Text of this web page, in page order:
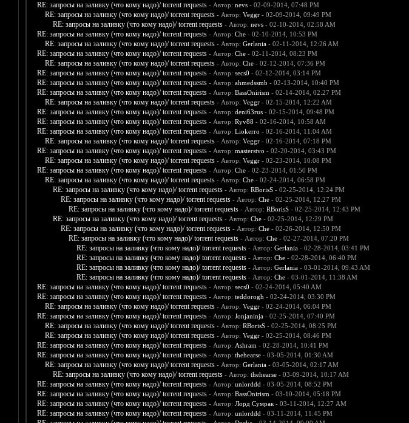
RE: запросы на заливку (что кому надо)/ torrent requests - Автор: nevs- 02-09-2014, 07:48 PM
RE: запросы на заливку (что кому надо)/ torrent requests - Автор: Veggr- 02-09-2014, 09:49 PM
RE: запросы на заливку (что кому надо)/ torrent requests - Автор: nevs- 02-10-2014, 02:58 AM
RE: запросы на заливку (что кому надо)/ torrent requests - Автор: Che- 02-10-2014, 10:53 PM
RE: запросы на заливку (что кому надо)/ torrent requests - Автор: Gerlania- 02-11-2014, 12:26 AM
RE: запросы на заливку (что кому надо)/ torrent requests - Автор: Che- 02-11-2014, 08:23 PM
RE: запросы на заливку (что кому надо)/ torrent requests - Автор: Che- 02-12-2014, 07:36 PM
RE: запросы на заливку (что кому надо)/ torrent requests - Автор: secs0 - 02-12-2014, 03:14 PM
RE: запросы на заливку (что кому надо)/ torrent requests - Автор: ahmedssmb - 02-13-2014, 10:40 PM
RE: запросы на заливку (что кому надо)/ torrent requests - Автор: BassOnirism - 02-14-2014, 02:27 PM
RE: запросы на заливку (что кому надо)/ torrent requests - Автор: Veggr- 02-15-2014, 12:22 AM
RE: запросы на заливку (что кому надо)/ torrent requests - Автор: deni63rus- 02-15-2014, 09:48 PM
RE: запросы на заливку (что кому надо)/ torrent requests - Автор: Ryv88 - 02-16-2014, 10:58 AM
RE: запросы на заливку (что кому надо)/ torrent requests - Автор: Liokerro - 02-16-2014, 11:04 AM
RE: запросы на заливку (что кому надо)/ torrent requests - Автор: Veggr- 02-16-2014, 07:18 PM
RE: запросы на заливку (что кому надо)/ torrent requests - Автор: masterstvo - 02-20-2014, 03:43 PM
RE: запросы на заливку (что кому надо)/ torrent requests - Автор: Veggr- 02-23-2014, 10:08 PM
RE: запросы на заливку (что кому надо)/ torrent requests - Автор: Che- 02-23-2014, 01:50 PM
RE: запросы на заливку (что кому надо)/ torrent requests - Автор: Che- 02-24-2014, 06:58 PM
RE: запросы на заливку (что кому надо)/ torrent requests - Автор: RBorisS- 02-25-2014, 12:24 PM
RE: запросы на заливку (что кому надо)/ torrent requests - Автор: Che- 02-25-2014, 12:27 PM
RE: запросы на заливку (что кому надо)/ torrent requests - Автор: RBorisS- 02-25-2014, 12:43 PM
RE: запросы на заливку (что кому надо)/ torrent requests - Автор: Che- 02-25-2014, 12:29 PM
RE: запросы на заливку (что кому надо)/ torrent requests - Автор: Che- 02-26-2014, 12:50 PM
RE: запросы на заливку (что кому надо)/ torrent requests - Автор: Che- 02-27-2014, 07:20 PM
RE: запросы на заливку (что кому надо)/ torrent requests - Автор: Gerlania- 02-28-2014, 03:41 PM
RE: запросы на заливку (что кому надо)/ torrent requests - Автор: Che- 02-28-2014, 06:40 PM
RE: запросы на заливку (что кому надо)/ torrent requests - Автор: Gerlania- 03-01-2014, 09:43 AM
RE: запросы на заливку (что кому надо)/ torrent requests - Автор: Che- 03-01-2014, 11:38 AM
RE: запросы на заливку (что кому надо)/ torrent requests - Автор: secs0 - 02-24-2014, 05:40 AM
RE: запросы на заливку (что кому надо)/ torrent requests - Автор: teddorogh - 02-24-2014, 03:30 PM
RE: запросы на заливку (что кому надо)/ torrent requests - Автор: Veggr- 02-24-2014, 06:04 PM
RE: запросы на заливку (что кому надо)/ torrent requests - Автор: Jonjaninja- 02-25-2014, 07:40 PM
RE: запросы на заливку (что кому надо)/ torrent requests - Автор: RBorisS- 02-25-2014, 08:25 PM
RE: запросы на заливку (что кому надо)/ torrent requests - Автор: Veggr- 02-25-2014, 08:46 PM
RE: запросы на заливку (что кому надо)/ torrent requests - Автор: Ashram - 02-28-2014, 10:41 PM
RE: запросы на заливку (что кому надо)/ torrent requests - Автор: thehearse- 03-05-2014, 01:30 AM
RE: запросы на заливку (что кому надо)/ torrent requests - Автор: Gerlania- 03-05-2014, 02:17 AM
RE: запросы на заливку (что кому надо)/ torrent requests - Автор: thehearse- 03-09-2014, 10:17 AM
RE: запросы на заливку (что кому надо)/ torrent requests - Автор: unlorddd - 03-05-2014, 08:52 PM
RE: запросы на заливку (что кому надо)/ torrent requests - Автор: BassOnirism - 03-10-2014, 05:18 PM
RE: запросы на заливку (что кому надо)/ torrent requests - Автор: Лорд Сумрак- 03-11-2014, 12:27 AM
RE: запросы на заливку (что кому надо)/ torrent requests - Автор: unlorddd - 03-11-2014, 11:45 PM